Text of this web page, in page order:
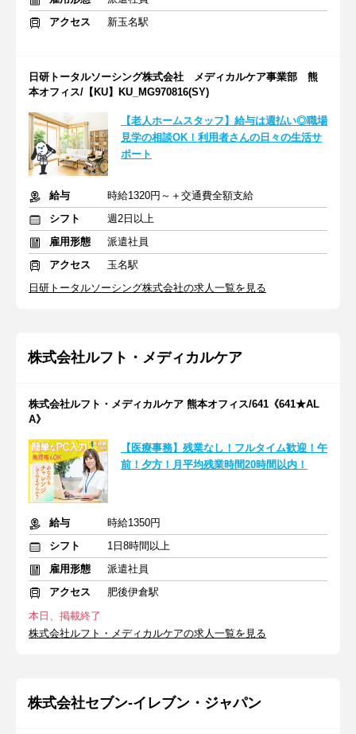
アクセス
新玉名駅
日研トータルソーシング株式会社 メディカルケア事業部 熊
本オフィス/【KU】KU_MG970816(SY)
【老人ホームスタッフ】給与は週払い◎職場
見学の相談OK！利用者さんの日々の生活サ
ポート
給与
時給1320円～＋交通費全額支給
シフト
週2日以上
雇用形態
派遣社員
アクセス
玉名駅
日研トータルソーシング株式会社の求人一覧を見る
株式会社ルフト・メディカルケア
株式会社ルフト・メディカルケア 熊本オフィス/641《641★AL
A》
【医療事務】残業なし！フルタイム歓迎！午
前！夕方！月平均残業時間20時間以内！
給与
時給1350円
シフト
1日8時間以上
雇用形態
派遣社員
アクセス
肥後伊倉駅
本日、掲載終了
株式会社ルフト・メディカルケアの求人一覧を見る
株式会社セブン-イレブン・ジャパン